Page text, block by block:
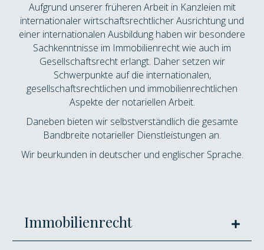
Aufgrund unserer früheren Arbeit in Kanzleien mit
internationaler wirtschaftsrechtlicher Ausrichtung und
einer internationalen Ausbildung haben wir besondere
Sachkenntnisse im Immobilienrecht wie auch im
Gesellschaftsrecht erlangt. Daher setzen wir
Schwerpunkte auf die internationalen,
gesellschaftsrechtlichen und immobilienrechtlichen
Aspekte der notariellen Arbeit.
Daneben bieten wir selbstverständlich die gesamte
Bandbreite notarieller Dienstleistungen an.
Wir beurkunden in deutscher und englischer Sprache.
Immobilienrecht